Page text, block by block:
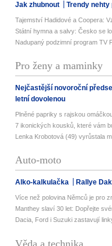
Jak zhubnout Trendy nehty
Tajemství Hadidové a Coopera:
Státní hymna a salvy: Česko se
Nadupaný podzimní program TV
Pro ženy a maminky
Nejčastější novoroční
letní dovolenou
Plněné papriky s rajskou
7 ikonických kousků, které vám
Lenka Krobotová (49) vyrůstala
Auto-moto
Alko-kalkulačka Rallye
Více než polovina Němců je pro
Manthey slaví 30 let: Dopřejte
Dacia, Ford i Suzuki zastavují
Věda a technika